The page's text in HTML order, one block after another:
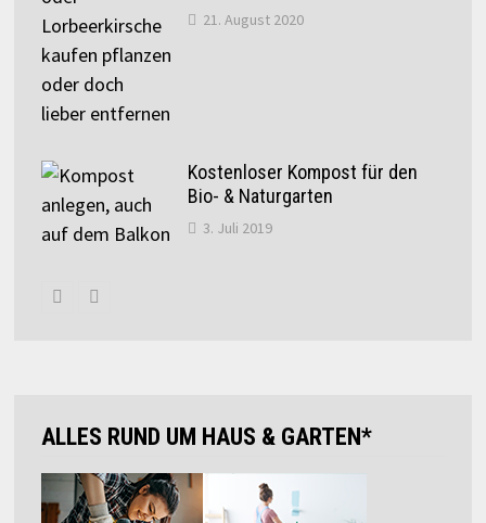
21. August 2020
Kostenloser Kompost für den
Bio- & Naturgarten
3. Juli 2019
ALLES RUND UM HAUS & GARTEN*